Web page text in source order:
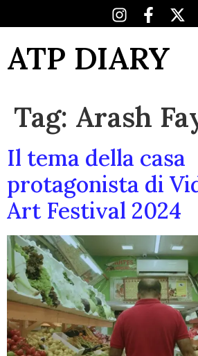
ATP DIARY
Tag: Arash
Il tema della casa
protagonista di
Art Festival 2024